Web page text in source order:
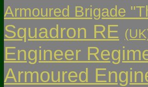
Armoured Brigade
Squadron RE
Engineer
Armoured